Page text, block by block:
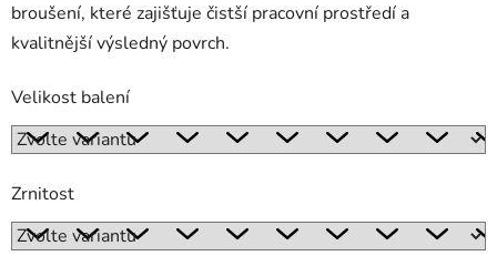
broušení, které zajišťuje čistší pracovní prostředí a
kvalitnější výsledný povrch.
Velikost balení
Zrnitost